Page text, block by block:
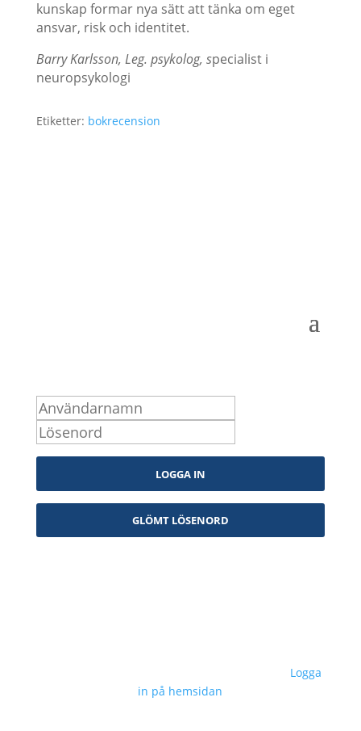
kunskap formar nya sätt att tänka om eget
ansvar, risk och identitet.
Barry Karlsson, Leg. psykolog, specialist i
neuropsykologi
Etiketter: bokrecension
Logga
in på hemsidan